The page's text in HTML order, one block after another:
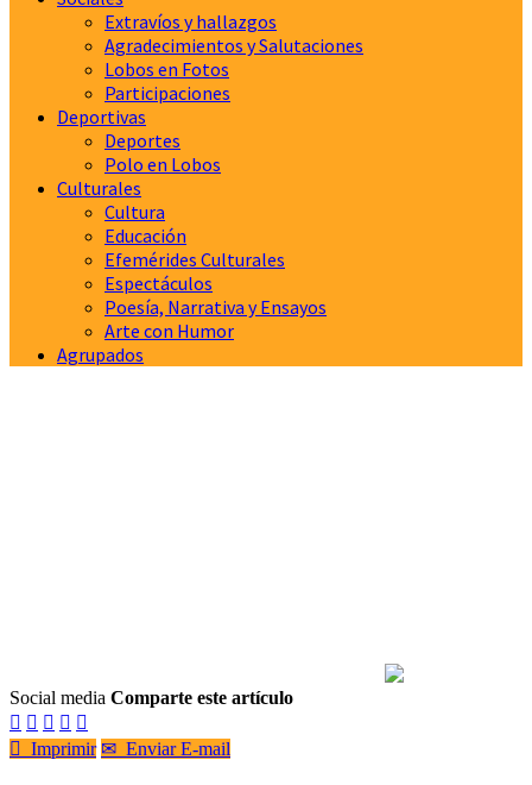
Extravíos y hallazgos
Agradecimientos y Salutaciones
Lobos en Fotos
Participaciones
Deportivas
Deportes
Polo en Lobos
Culturales
Cultura
Educación
Efemérides Culturales
Espectáculos
Poesía, Narrativa y Ensayos
Arte con Humor
Agrupados
Social media Comparte este artículo
    
 Imprimir ✉ Enviar E-mail